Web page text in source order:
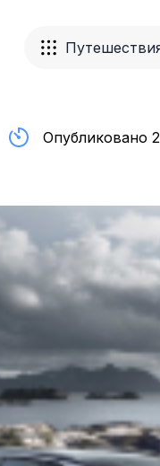
Опубликовано